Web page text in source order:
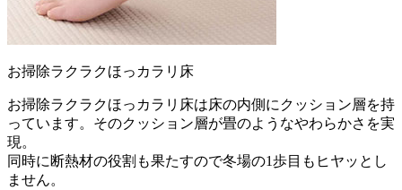
お掃除ラクラクほっカラリ床
お掃除ラクラクほっカラリ床は床の内側にクッション層を持
っています。そのクッション層が畳のようなやわらかさを実
現。
同時に断熱材の役割も果たすので冬場の1歩目もヒヤッとし
ません。